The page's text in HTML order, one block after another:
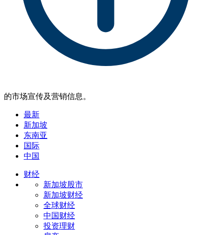
的市场宣传及营销信息。
最新
新加坡
东南亚
国际
中国
财经
新加坡股市
新加坡财经
全球财经
中国财经
投资理财